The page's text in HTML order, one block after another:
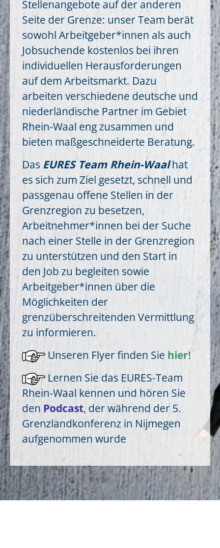
Stellenangebote auf der anderen
Seite der Grenze: unser Team berät
sowohl Arbeitgeber*innen als auch
Jobsuchende kostenlos bei ihren
individuellen Herausforderungen
auf dem Arbeitsmarkt. Dazu
arbeiten verschiedene deutsche und
niederländische Partner im Gebiet
Rhein-Waal eng zusammen und
bieten maßgeschneiderte Beratung.
Das EURES Team Rhein-Waalhat
es sich zum Ziel gesetzt, schnell und
passgenau offene Stellen in der
Grenzregion zu besetzen,
Arbeitnehmer*innen bei der Suche
nach einer Stelle in der Grenzregion
zu unterstützen und den Start in
den Job zu begleiten sowie
Arbeitgeber*innen über die
Möglichkeiten der
grenzüberschreitenden Vermittlung
zu informieren.
Unseren Flyer finden Sie hier!
Lernen Sie das EURES-Team
Rhein-Waal kennen und hören Sie
den Podcast, der während der 5.
Grenzlandkonferenz in Nijmegen
aufgenommen wurde